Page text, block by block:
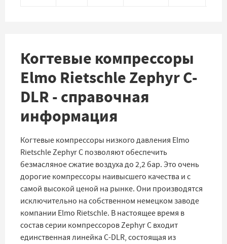
Когтевые компрессоры
Elmo Rietschle Zephyr C-
DLR - справочная
информация
Когтевые компрессоры низкого давления Elmo
Rietschle Zephyr C позволяют обеспечить
безмасляное сжатие воздуха до 2,2 бар. Это очень
дорогие компрессоры наивысшего качества и с
самой высокой ценой на рынке. Они производятся
исключительно на собственном немецком заводе
компании Elmo Rietschle. В настоящее время в
состав серии компрессоров Zephyr C входит
единственная линейка C-DLR, состоящая из